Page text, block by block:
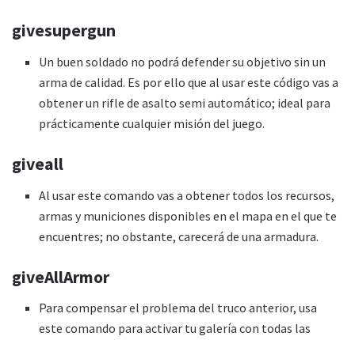
givesupergun
Un buen soldado no podrá defender su objetivo sin un
arma de calidad. Es por ello que al usar este código vas a
obtener un rifle de asalto semi automático; ideal para
prácticamente cualquier misión del juego.
giveall
Al usar este comando vas a obtener todos los recursos,
armas y municiones disponibles en el mapa en el que te
encuentres; no obstante, carecerá de una armadura.
giveAllArmor
Para compensar el problema del truco anterior, usa
este comando para activar tu galería con todas las